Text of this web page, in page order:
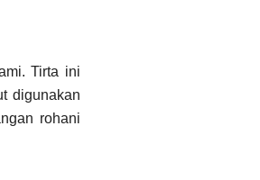
Tirta ini
digunakan
rohani